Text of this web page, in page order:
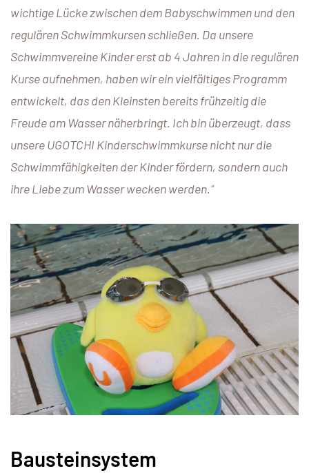
wichtige Lücke zwischen dem Babyschwimmen und den
regulären Schwimmkursen schließen. Da unsere
Schwimmvereine Kinder erst ab 4 Jahren in die regulären
Kurse aufnehmen, haben wir ein vielfältiges Programm
entwickelt, das den Kleinsten bereits frühzeitig die
Freude am Wasser näherbringt. Ich bin überzeugt, dass
unsere UGOTCHI Kinderschwimmkurse nicht nur die
Schwimmfähigkeiten der Kinder fördern, sondern auch
ihre Liebe zum Wasser wecken werden.“
Bausteinsystem